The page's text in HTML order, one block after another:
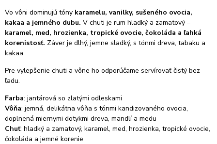
Vo vôni dominujú tóny karamelu, vanilky, sušeného ovocia,
kakaa a jemného dubu. V chuti je rum hladký a zamatový –
karamel, med, hrozienka, tropické ovocie, čokoláda a ľahká
korenistosť. Záver je dlhý, jemne sladký, s tónmi dreva, tabaku a
kakaa.
Pre vylepšenie chuti a vône ho odporúčame servírovať čistý bez
ľadu.
Farba: jantárová so zlatými odleskami
Vôňa: jemná, delikátna vôňa s tónmi kandizovaného ovocia,
doplnená miernymi dotykmi dreva, mandlí a medu
Chuť: hladký a zamatový, karamel, med, hrozienka, tropické ovocie,
čokoláda a jemné korenie